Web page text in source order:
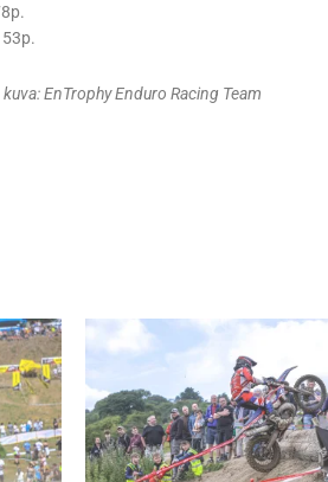
EnTrophy Enduro Racing Team